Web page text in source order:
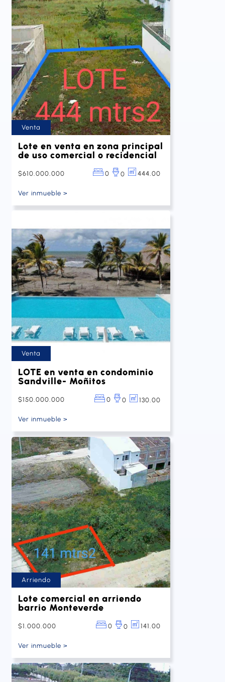
Venta
Lote en venta en zona principal
de uso comercial o recidencial
$610.000.000 0 0 444.00
Ver inmueble >
Venta
LOTE en venta en condominio
Sandville- Moñitos
$150.000.000 0 0 130.00
Ver inmueble >
Arriendo
Lote comercial en arriendo
barrio Monteverde
$1.000.000 0 0 141.00
Ver inmueble >